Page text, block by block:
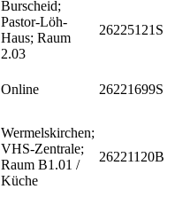
Burscheid;
Pastor-Löh-
Haus; Raum
2.03
26225121S
Online 26221699S
Wermelskirchen;
VHS-Zentrale;
Raum B1.01 /
Küche
26221120B